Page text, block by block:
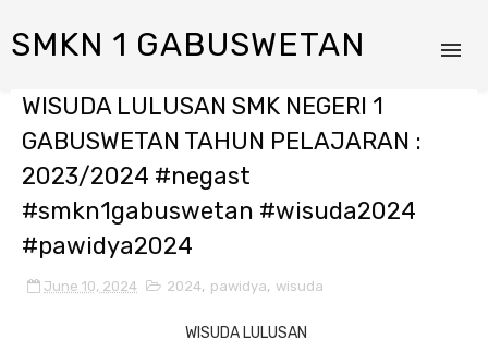
SMKN 1 GABUSWETAN
WISUDA LULUSAN SMK NEGERI 1
GABUSWETAN TAHUN PELAJARAN :
2023/2024 #negast
#smkn1gabuswetan #wisuda2024
#pawidya2024
June 10, 2024 2024, pawidya, wisuda
WISUDA LULUSAN